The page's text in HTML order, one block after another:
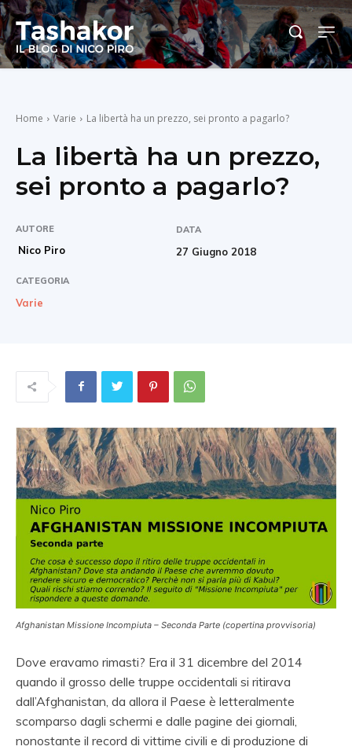
Home Varie La libertà ha un prezzo, sei pronto a pagarlo?
La libertà ha un prezzo,
sei pronto a pagarlo?
AUTORE
Nico Piro
DATA
27 Giugno 2018
CATEGORIA
Varie
Afghanistan Missione Incompiuta – Seconda Parte (copertina provvisoria)
Dove eravamo rimasti? Era il 31 dicembre del 2014
quando il grosso delle truppe occidentali si ritirava
dall’Afghanistan, da allora il Paese è letteralmente
scomparso dagli schermi e dalle pagine dei giornali,
nonostante il record di vittime civili e di produzione di